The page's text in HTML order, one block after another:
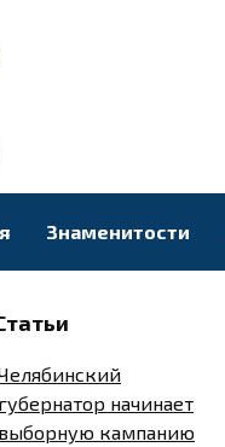
Знаменитости
губернатор начинает
выборную кампанию